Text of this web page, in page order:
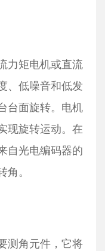
力矩电机或直流
、低噪音和低发
台面旋转。电机
现旋转运动。在
自光电编码器的
。
测角元件，它将